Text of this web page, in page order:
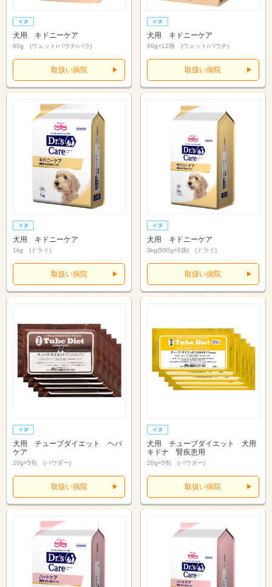
犬用 キドニーケア
60g (ウェット/パウチ/バラ)
取扱い病院
犬用 キドニーケア
60g×12個 (ウェット/パウチ)
取扱い病院
犬用 キドニーケア
1kg (ドライ)
取扱い病院
犬用 キドニーケア
3kg(500g×6袋) (ドライ)
取扱い病院
犬用 チューブダイエット ヘパ
ケア
20g×5包 (パウダー)
取扱い病院
犬用 チューブダイエット 犬用
キドナ 腎疾患用
20g×5包 (パウダー)
取扱い病院